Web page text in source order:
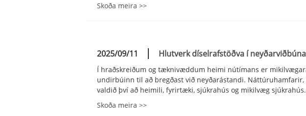
Skoða meira >>
2025/09/11 Hlutverk díselrafstöðva í
Í hraðskreiðum og tæknivæddum heimi nútímans er
undirbúinn til að bregðast við neyðarástandi.
valdið því að heimili, fyrirtæki, sjúkrahús og mikilvæg
Skoða meira >>